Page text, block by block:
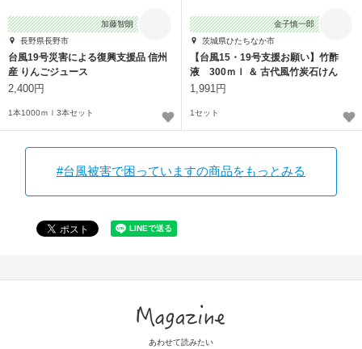
加藤智朗
長野県長野市
台風19号災害による復興支援品 信州
産 りんごジュース
2,400円
1本1000ｍｌ3本セット
金子慎一郎
茨城県ひたちなか市
【台風15・19号支援お願い】竹酢
液 300ｍｌ ＆ 古代風竹炭石けん
30g
1,991円
1セット
#台風被害で困っていますの商品をもっとみる
あわせて読みたい